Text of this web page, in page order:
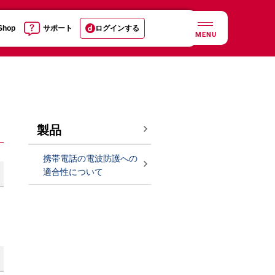
サポート ログインする
MENU
製品
携帯電話の電波防護への
適合性について